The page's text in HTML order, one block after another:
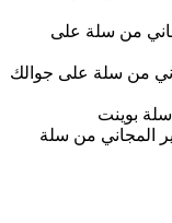
من سلة على
من سلة على جوالك
بوينت
المجاني من سلة